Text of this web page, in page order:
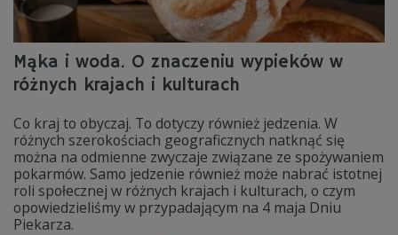
Mąka i woda. O znaczeniu wypieków w
różnych krajach i kulturach
Co kraj to obyczaj. To dotyczy również jedzenia. W
różnych szerokościach geograficznych natknąć się
można na odmienne zwyczaje związane ze spożywaniem
pokarmów. Samo jedzenie również może nabrać istotnej
roli społecznej w różnych krajach i kulturach, o czym
opowiedzieliśmy w przypadającym na 4 maja Dniu
Piekarza.